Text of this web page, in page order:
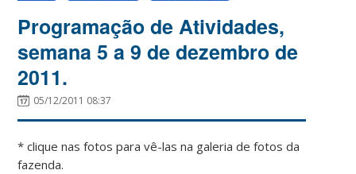
Programação de Atividades,
semana 5 a 9 de dezembro de
2011.
05/12/2011 08:37
* clique nas fotos para vê-las na galeria de fotos da
fazenda.